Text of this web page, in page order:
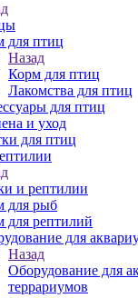
для птиц
Назад
Корм для птиц
Лакомства для птиц
для птиц
и уход
для птиц
и рептилии
для рыб
для рептилий
для
Назад
Оборудование для
террариумов